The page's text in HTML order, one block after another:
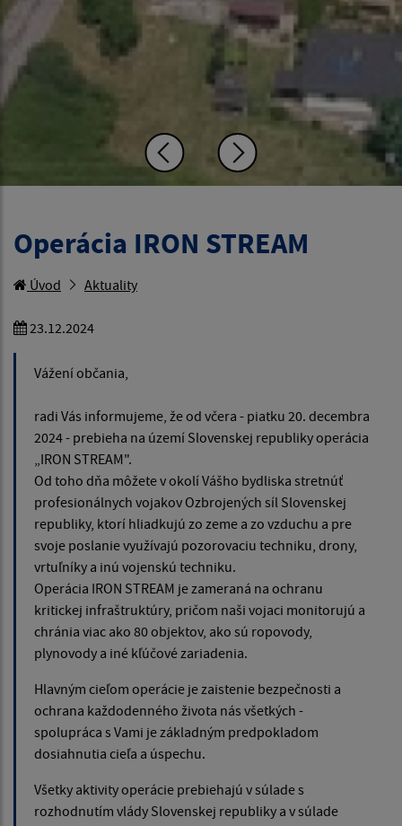
Operácia IRON STREAM
Úvod Aktuality
23.12.2024
Vážení občania,
radi Vás informujeme, že od včera - piatku 20. decembra
2024 - prebieha na území Slovenskej republiky operácia
„IRON STREAM".
Od toho dňa môžete v okolí Vášho bydliska stretnúť
profesionálnych vojakov Ozbrojených síl Slovenskej
republiky, ktorí hliadkujú zo zeme a zo vzduchu a pre
svoje poslanie využívajú pozorovaciu techniku, drony,
vrtuľníky a inú vojenskú techniku.
Operácia IRON STREAM je zameraná na ochranu
kritickej infraštruktúry, pričom naši vojaci monitorujú a
chránia viac ako 80 objektov, ako sú ropovody,
plynovody a iné kľúčové zariadenia.
Hlavným cieľom operácie je zaistenie bezpečnosti a
ochrana každodenného života nás všetkých -
spolupráca s Vami je základným predpokladom
dosiahnutia cieľa a úspechu.
Všetky aktivity operácie prebiehajú v súlade s
rozhodnutím vlády Slovenskej republiky a v súlade